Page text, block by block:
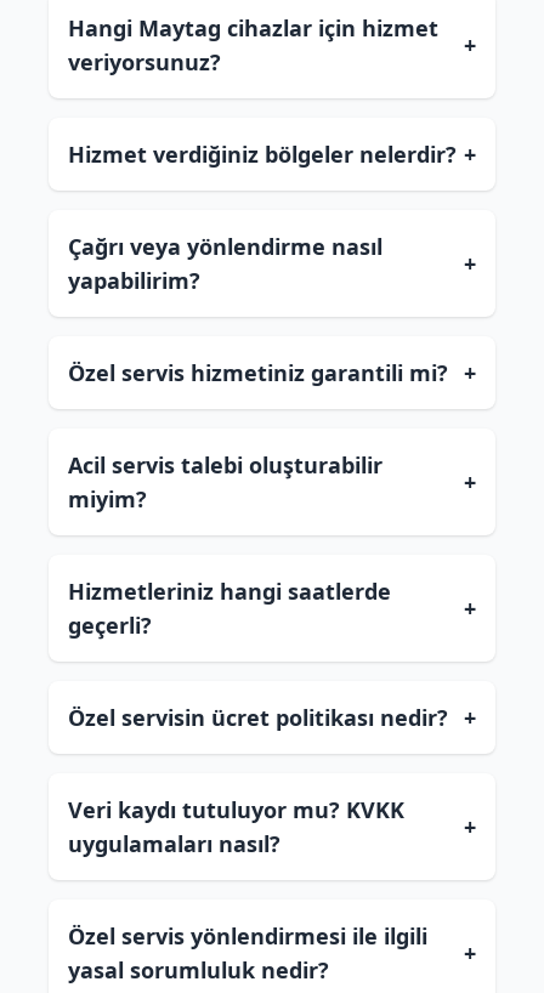
Hangi Maytag cihazlar için hizmet
veriyorsunuz?
+
Hizmet verdiğiniz bölgeler nelerdir? +
Çağrı veya yönlendirme nasıl
yapabilirim?
+
Özel servis hizmetiniz garantili mi? +
Acil servis talebi oluşturabilir
miyim?
+
Hizmetleriniz hangi saatlerde
geçerli?
+
Özel servisin ücret politikası nedir? +
Veri kaydı tutuluyor mu? KVKK
uygulamaları nasıl?
+
Özel servis yönlendirmesi ile ilgili
yasal sorumluluk nedir?
+